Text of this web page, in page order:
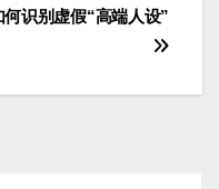
何识别虚假“高端人设”